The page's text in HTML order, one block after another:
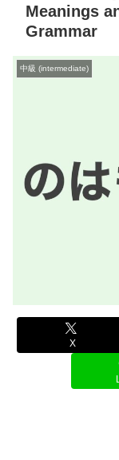
Meanings
Grammar
中級 (intermediate)
X